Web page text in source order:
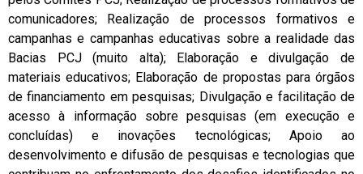
comunicadores; Realização de processos formativos e
campanhas e campanhas educativas sobre a realidade das
Bacias PCJ (muito alta); Elaboração e divulgação de
materiais educativos; Elaboração de propostas para órgãos
de financiamento em pesquisas; Divulgação e facilitação de
acesso à informação sobre pesquisas (em execução e
concluídas) e inovações tecnológicas; Apoio ao
desenvolvimento e difusão de pesquisas e tecnologias que